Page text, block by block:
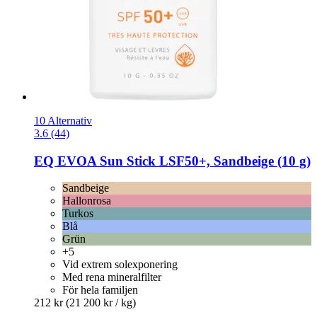
10 Alternativ
3.6 (44)
EQ EVOA Sun Stick LSF50+, Sandbeige (10 g)
Sandbeige
Hallonrosa
Turkos
Blå
Grün
+5
Vid extrem solexponering
Med rena mineralfilter
För hela familjen
212 kr (21 200 kr / kg)